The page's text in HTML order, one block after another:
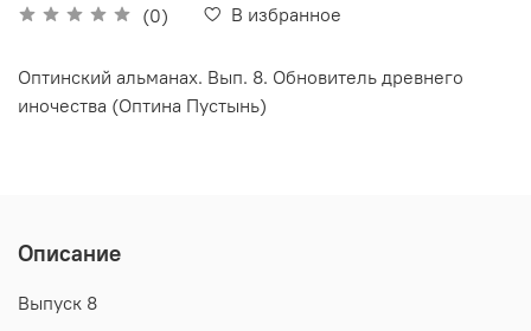
(0) В избранное
Оптинский альманах. Вып. 8. Обновитель древнего
иночества (Оптина Пустынь)
Описание
Выпуск 8